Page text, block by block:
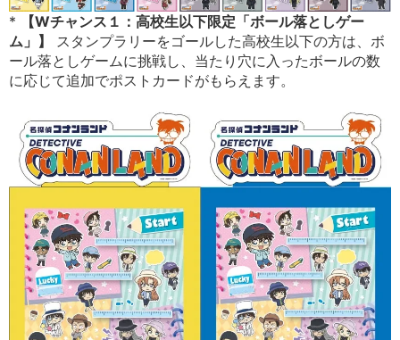
*
【Wチャンス１：高校生以下限定「ボール落としゲー
ム」】
スタンプラリーをゴールした高校生以下の方は、ボ
ール落としゲームに挑戦し、当たり穴に入ったボールの数
に応じて追加でポストカードがもらえます。